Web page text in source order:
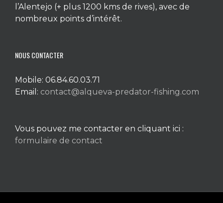
l’Alentejo (+ plus 1200 kms de rives), avec de
nombreux points d’intérêt.
NOUS CONTACTER
Mobile: 06.84.60.03.71
Email: contact@alqueva-predator-fishing.com
Vous pouvez me contacter en cliquant ici :
formulaire de contact